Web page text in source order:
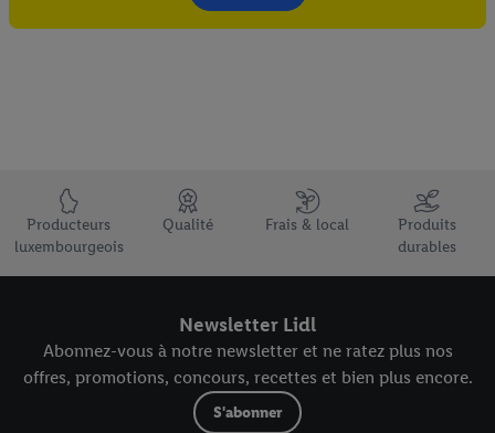
Élément du pied de page avec les USPs de Lidl Luxembourg
Producteurs
luxembourgeois
Qualité Frais & local
Produits
durables
Newsletter Lidl
Abonnez-vous à notre newsletter et ne ratez plus nos
offres, promotions, concours, recettes et bien plus encore.
S'abonner